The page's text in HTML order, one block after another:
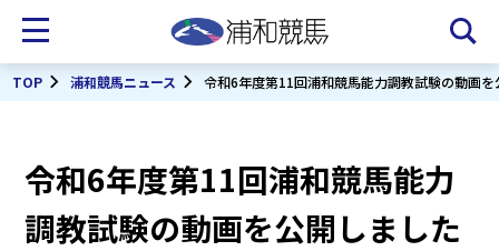
TOP 浦和競馬ニュース 令和6年度第11回浦和競馬能力調教試験の動画
令和6年度第11回浦和競馬能力
調教試験の動画を公開しました